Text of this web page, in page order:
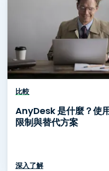
比較
AnyDesk 是什麼？使
限制與替代方案
深入了解